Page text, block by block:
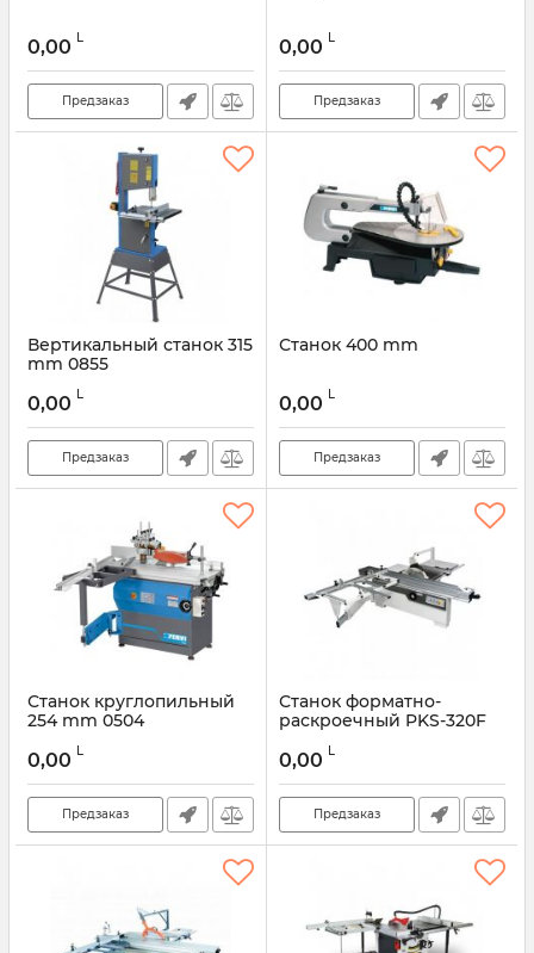
0,00 L
Предзаказ
0,00 L
Предзаказ
Вертикальный станок 315
mm 0855
0,00 L
Предзаказ
Станок 400 mm
0,00 L
Предзаказ
Станок круглопильный
254 mm 0504
0,00 L
Предзаказ
Станок форматно-
раскроечный PKS-320F
0,00 L
Предзаказ